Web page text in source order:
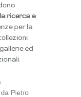
ricerca e
per la
ed
Pietro